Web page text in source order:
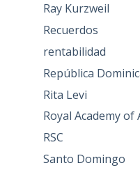
Ray Kurzweil
Recuerdos
rentabilidad
República
Rita Levi
Royal Academy
RSC
Santo Domingo